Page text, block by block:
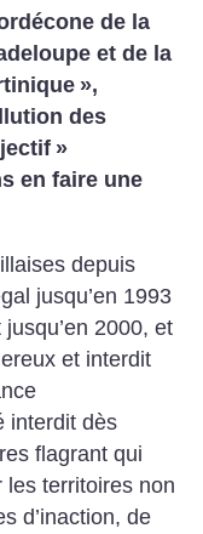
de la
et de la
»,
des
»
en faire une
depuis
jusqu’en 1993
2000, et
et interdit
interdit dès
flagrant qui
les territoires non
d’inaction, de